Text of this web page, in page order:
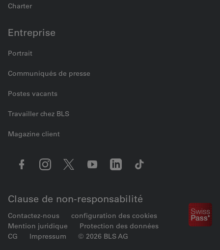
Charter
Entreprise
Portrait
Communiqués de presse
Postes vacants
Travailler chez BLS
Magazine client
Clause de non-responsabilité
Contactez-nous
configuration des cookies
Mention juridique
Protection des données
CG
Impressum © 2026 BLS AG